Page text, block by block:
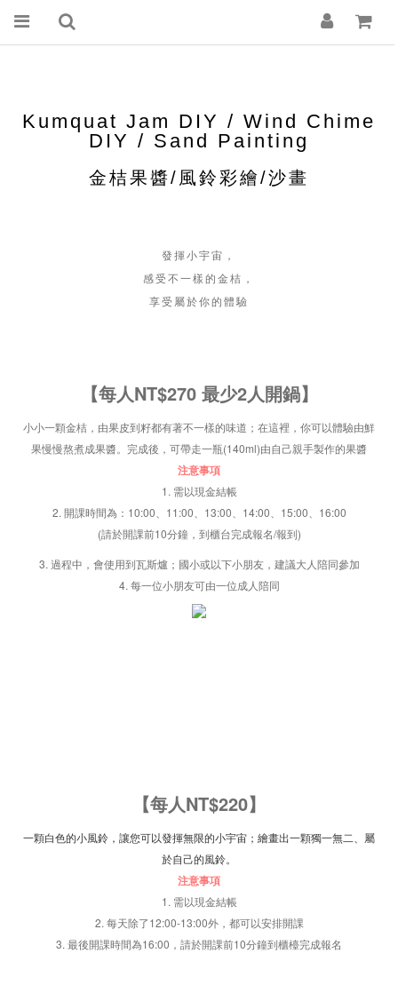
Kumquat Jam DIY / Wind Chime
DIY / Sand Painting
金桔果醬/風鈴彩繪/沙畫
發揮小宇宙，
感受不一樣的金桔，
享受屬於你的體驗
【每人NT$270 最少2人開鍋】
小小一顆金桔，由果皮到籽都有著不一樣的味道； 在這裡，你可以體驗由鮮
果慢慢熬煮成果醬。完成後，可帶走一瓶(140ml)由自己親手製作的果醬
注意事項
1. 需以現金結帳
2. 開課時間為：10:00、11:00、13:00、14:00、15:00、16:00
(請於開課前10分鐘，到櫃台完成報名/報到)
3. 過程中，會使用到瓦斯爐；國小或以下小朋友，建議大人陪同參加
4. 每一位小朋友可由一位成人陪同
【每人NT$220】
一顆白色的小風鈴，讓您可以發揮無限的小宇宙；繪畫出一顆獨一無二、屬
於自己的風鈴。
注意事項
1. 需以現金結帳
2. 每天除了12:00-13:00外，都可以安排開課
3. 最後開課時間為16:00，請於開課前10分鐘到櫃檯完成報名